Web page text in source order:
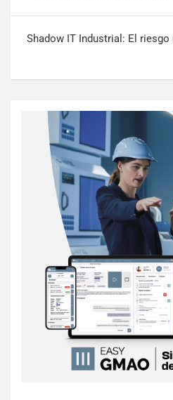
Shadow IT Industrial: El